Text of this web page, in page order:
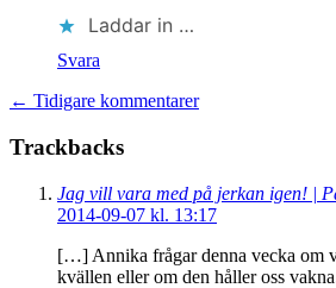
Laddar in …
Svara
← Tidigare kommentarer
Trackbacks
Jag vill vara med på jerkan igen! |
2014-09-07 kl. 13:17
[…] Annika frågar denna vecka om
kvällen eller om den håller oss